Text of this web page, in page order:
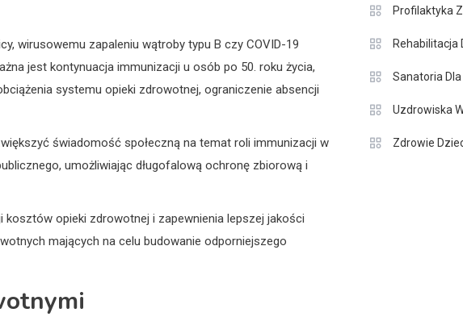
wirusowemu zapaleniu wątroby typu B czy COVID-19
jest kontynuacja immunizacji u osób po 50. roku życia,
systemu opieki zdrowotnej, ograniczenie absencji
świadomość społeczną na temat roli immunizacji w
umożliwiając długofalową ochronę zbiorową i
opieki zdrowotnej i zapewnienia lepszej jakości
mających na celu budowanie odporniejszego
Profilaktyka
Rehabilitacja
Sanatoria
Uzdrowiska
Zdrowie